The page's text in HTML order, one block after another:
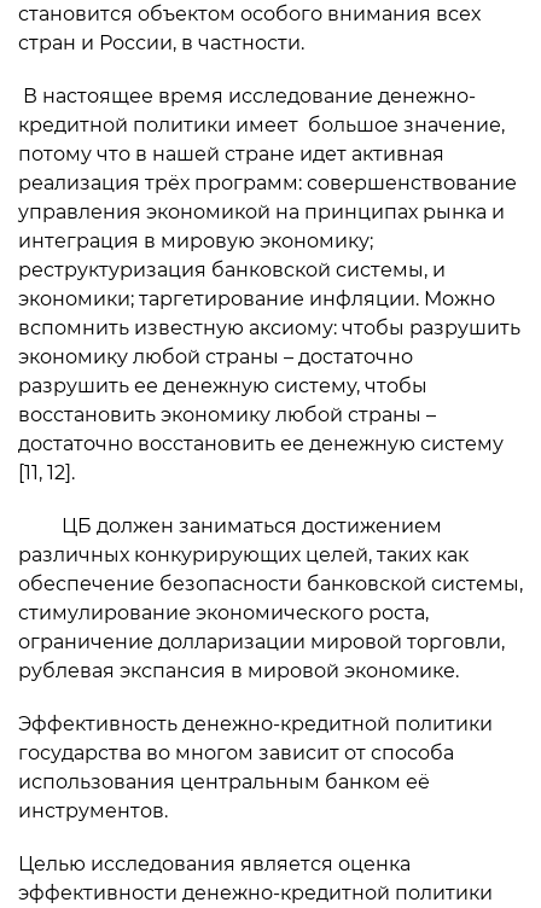
становится объектом особого внимания всех
стран и России, в частности.
В настоящее время исследование денежно-
кредитной политики имеет большое значение,
потому что в нашей стране идет активная
реализация трёх программ: совершенствование
управления экономикой на принципах рынка и
интеграция в мировую экономику;
реструктуризация банковской системы, и
экономики; таргетирование инфляции. Можно
вспомнить известную аксиому: чтобы разрушить
экономику любой страны – достаточно
разрушить ее денежную систему, чтобы
восстановить экономику любой страны –
достаточно восстановить ее денежную систему
[11, 12].
ЦБ должен заниматься достижением
различных конкурирующих целей, таких как
обеспечение безопасности банковской системы,
стимулирование экономического роста,
ограничение долларизации мировой торговли,
рублевая экспансия в мировой экономике.
Эффективность денежно-кредитной политики
государства во многом зависит от способа
использования центральным банком её
инструментов.
Целью исследования является оценка
эффективности денежно-кредитной политики